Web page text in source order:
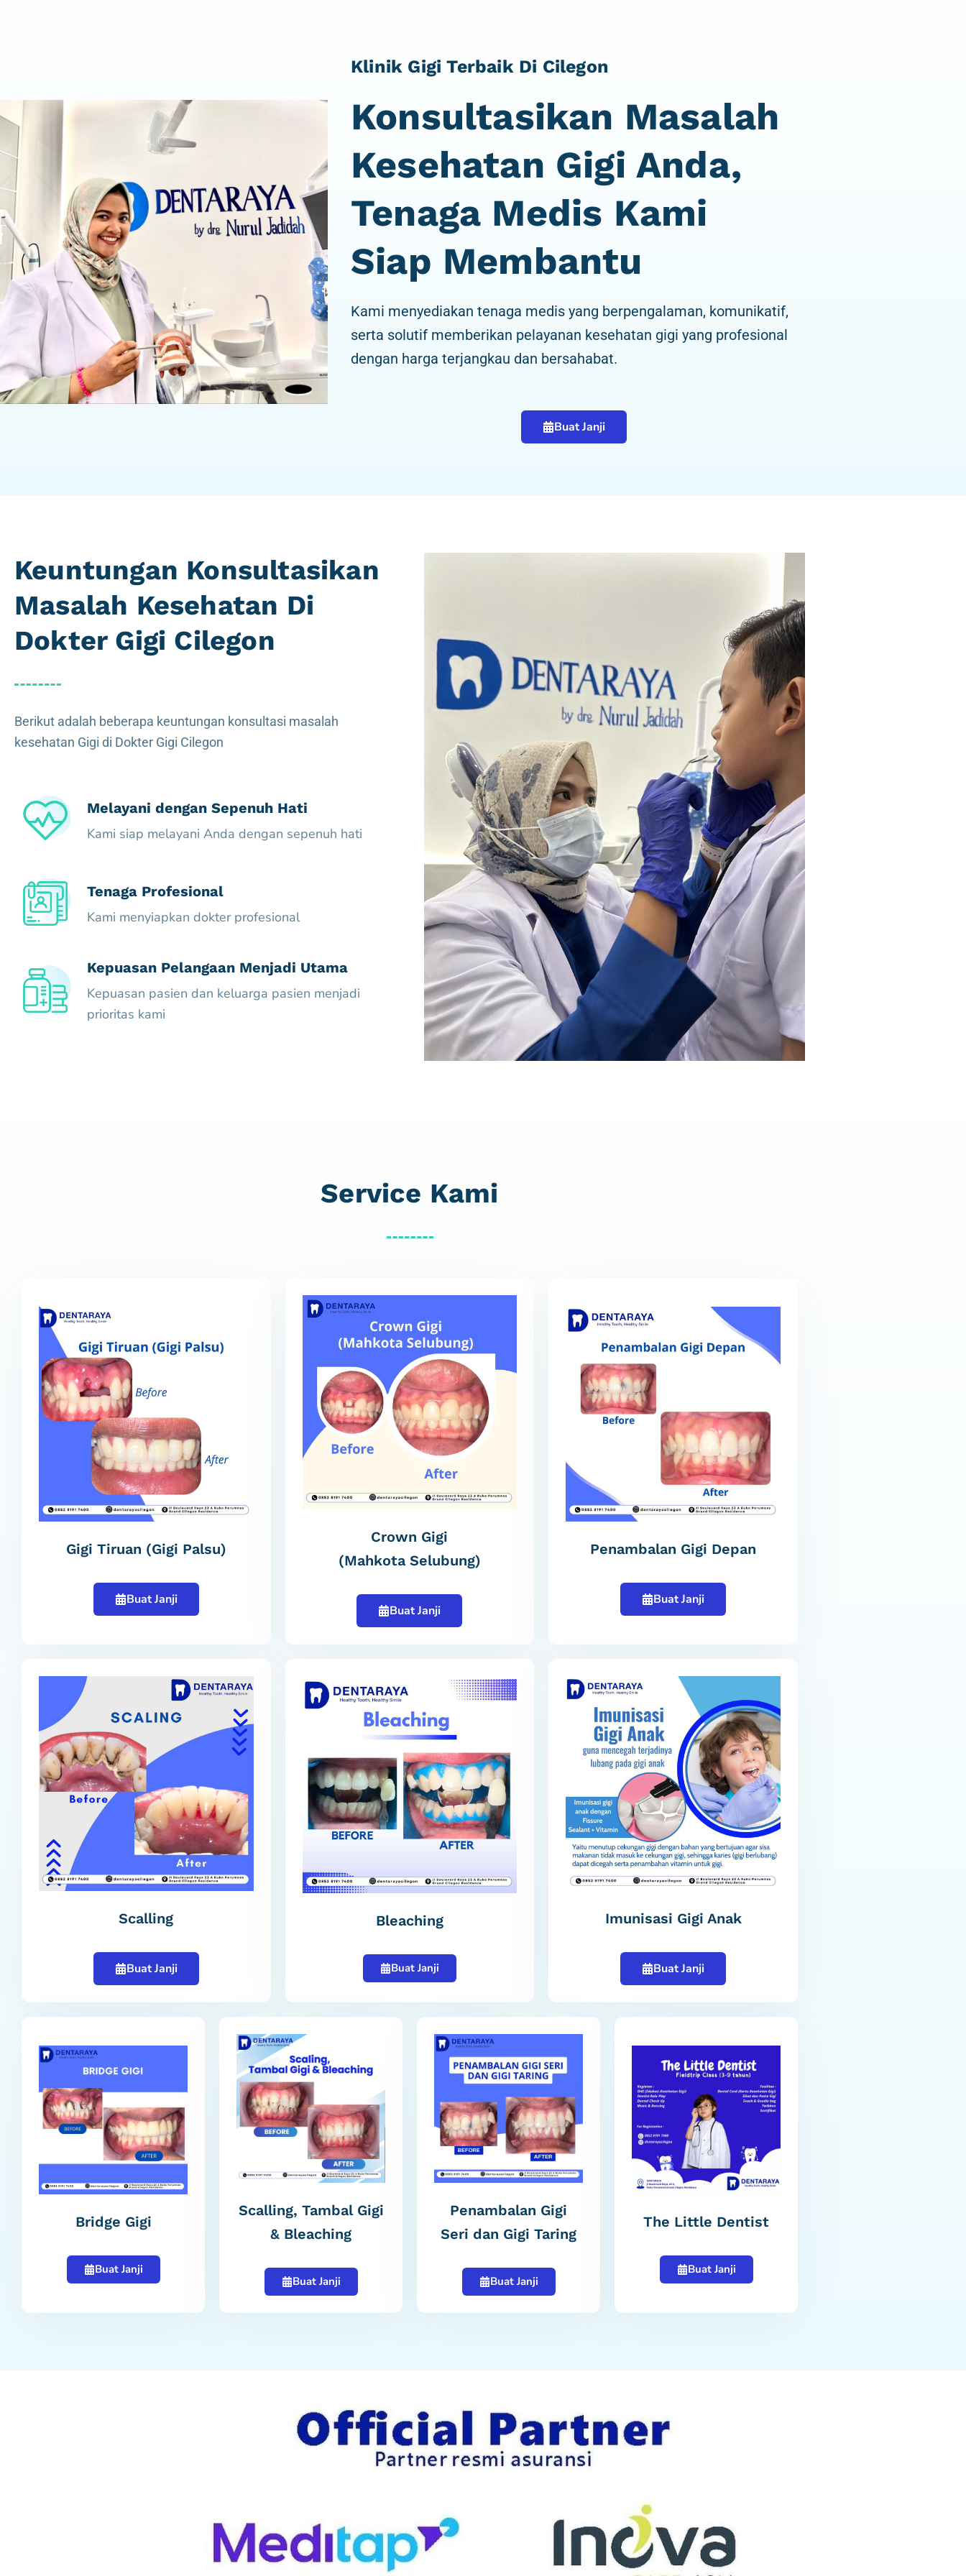
Klinik Gigi Terbaik Di Cilegon
Konsultasikan Masalah
Kesehatan Gigi Anda,
Tenaga Medis Kami
Siap Membantu
Kami menyediakan tenaga medis yang berpengalaman, komunikatif,
serta solutif memberikan pelayanan kesehatan gigi yang profesional
dengan harga terjangkau dan bersahabat.
Buat Janji
Keuntungan Konsultasikan
Masalah Kesehatan Di
Dokter Gigi Cilegon
Berikut adalah beberapa keuntungan konsultasi masalah
kesehatan Gigi di Dokter Gigi Cilegon
Melayani dengan Sepenuh Hati
Kami siap melayani Anda dengan sepenuh hati
Tenaga Profesional
Kami menyiapkan dokter profesional
Kepuasan Pelangaan Menjadi Utama
Kepuasan pasien dan keluarga pasien menjadi
prioritas kami
Service Kami
Gigi Tiruan (Gigi Palsu)
Buat Janji
Crown Gigi
(Mahkota Selubung)
Buat Janji
Penambalan Gigi Depan
Buat Janji
Scalling
Buat Janji
Bleaching
Buat Janji
Imunisasi Gigi Anak
Buat Janji
Bridge Gigi
Buat Janji
Scalling, Tambal Gigi
& Bleaching
Buat Janji
Penambalan Gigi
Seri dan Gigi Taring
Buat Janji
The Little Dentist
Buat Janji